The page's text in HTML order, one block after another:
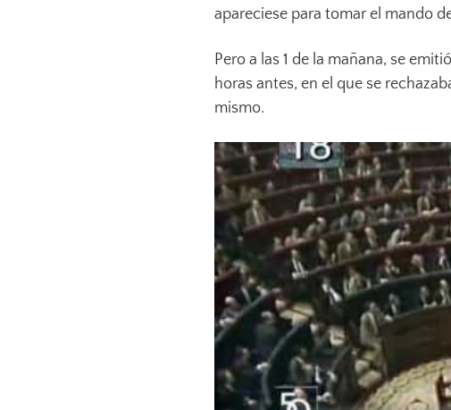
apareciese para tomar el mando
Pero a las 1 de la mañana, se
horas antes, en el que se
mismo.